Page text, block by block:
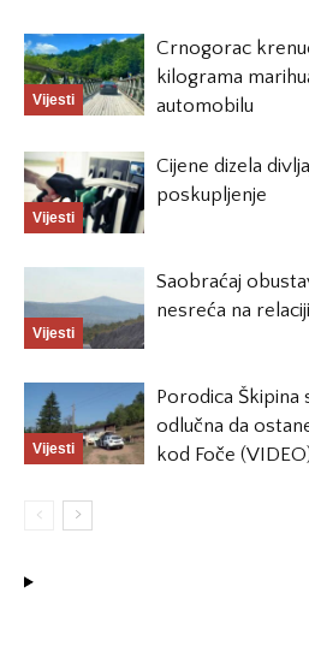
Vijesti
Crnogorac
kilograma
automobilu
Vijesti
Cijene dizela
poskupljenje
Vijesti
Saobraćaj
nesreća na
Vijesti
Porodica
odlučna da
kod Foče